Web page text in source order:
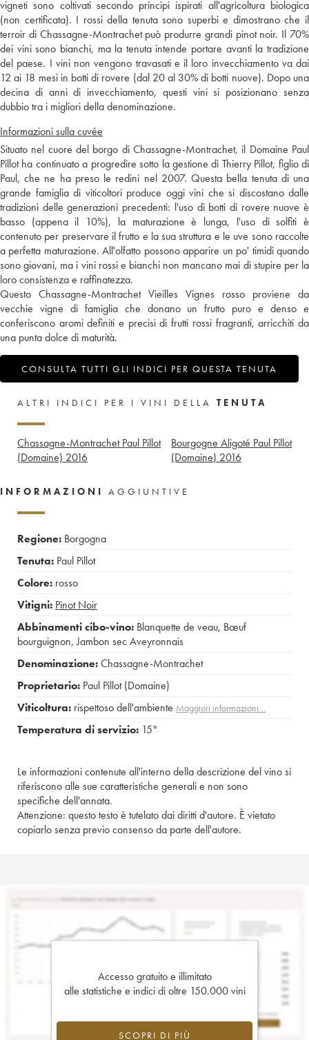
vigneti sono coltivati secondo principi ispirati all'agricoltura biologica
(non certificata). I rossi della tenuta sono superbi e dimostrano che il
terroir di Chassagne-Montrachet può produrre grandi pinot noir. Il 70%
dei vini sono bianchi, ma la tenuta intende portare avanti la tradizione
del paese. I vini non vengono travasati e il loro invecchiamento va dai
12 ai 18 mesi in botti di rovere (dal 20 al 30% di botti nuove). Dopo una
decina di anni di invecchiamento, questi vini si posizionano senza
dubbio tra i migliori della denominazione.
Informazioni sulla cuvée
Situato nel cuore del borgo di Chassagne-Montrachet, il Domaine Paul
Pillot ha continuato a progredire sotto la gestione di Thierry Pillot, figlio di
Paul, che ne ha preso le redini nel 2007. Questa bella tenuta di una
grande famiglia di viticoltori produce oggi vini che si discostano dalle
tradizioni delle generazioni precedenti: l'uso di botti di rovere nuove è
basso (appena il 10%), la maturazione è lunga, l'uso di solfiti è
contenuto per preservare il frutto e la sua struttura e le uve sono raccolte
a perfetta maturazione. All'olfatto possono apparire un po' timidi quando
sono giovani, ma i vini rossi e bianchi non mancano mai di stupire per la
loro consistenza e raffinatezza.
Questo Chassagne-Montrachet Vieilles Vignes rosso proviene da
vecchie vigne di famiglia che donano un frutto puro e denso e
conferiscono aromi definiti e precisi di frutti rossi fragranti, arricchiti da
una punta dolce di maturità.
CONSULTA TUTTI GLI INDICI PER QUESTA TENUTA
ALTRI INDICI PER I VINI DELLA TENUTA
Chassagne-Montrachet Paul Pillot
(Domaine) 2016
Bourgogne Aligoté Paul Pillot
(Domaine) 2016
INFORMAZIONI AGGIUNTIVE
Regione: Borgogna
Tenuta: Paul Pillot
Colore: rosso
Vitigni: Pinot Noir
Abbinamenti cibo-vino: Blanquette de veau, Bœuf
bourguignon,Jambon sec Aveyronnais
Denominazione:Chassagne-Montrachet
Proprietario: Paul Pillot (Domaine)
Viticoltura: rispettoso dell'ambiente Maggiori informazioni…
Temperatura di servizio: 15°
Le informazioni contenute all'interno della descrizione del vino si
riferiscono alle sue caratteristiche generali e non sono
specifiche dell'annata.
Attenzione: questo testo è tutelato dai diritti d'autore. È vietato
copiarlo senza previo consenso da parte dell'autore.
Accesso gratuito e illimitato
alle statistiche e indici di oltre 150.000 vini
SCOPRI DI PIÙ